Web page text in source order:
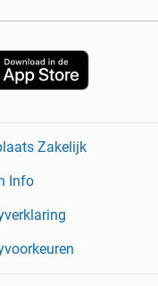
Zakelijk
Info